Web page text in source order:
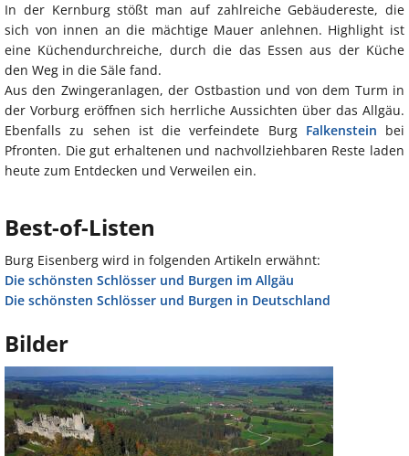
In der Kernburg stößt man auf zahlreiche Gebäudereste, die
sich von innen an die mächtige Mauer anlehnen. Highlight ist
eine Küchendurchreiche, durch die das Essen aus der Küche
den Weg in die Säle fand.
Aus den Zwingeranlagen, der Ostbastion und von dem Turm in
der Vorburg eröffnen sich herrliche Aussichten über das Allgäu.
Ebenfalls zu sehen ist die verfeindete Burg Falkenstein bei
Pfronten. Die gut erhaltenen und nachvollziehbaren Reste laden
heute zum Entdecken und Verweilen ein.
Best-of-Listen
Burg Eisenberg wird in folgenden Artikeln erwähnt:
Die schönsten Schlösser und Burgen im Allgäu
Die schönsten Schlösser und Burgen in Deutschland
Bilder